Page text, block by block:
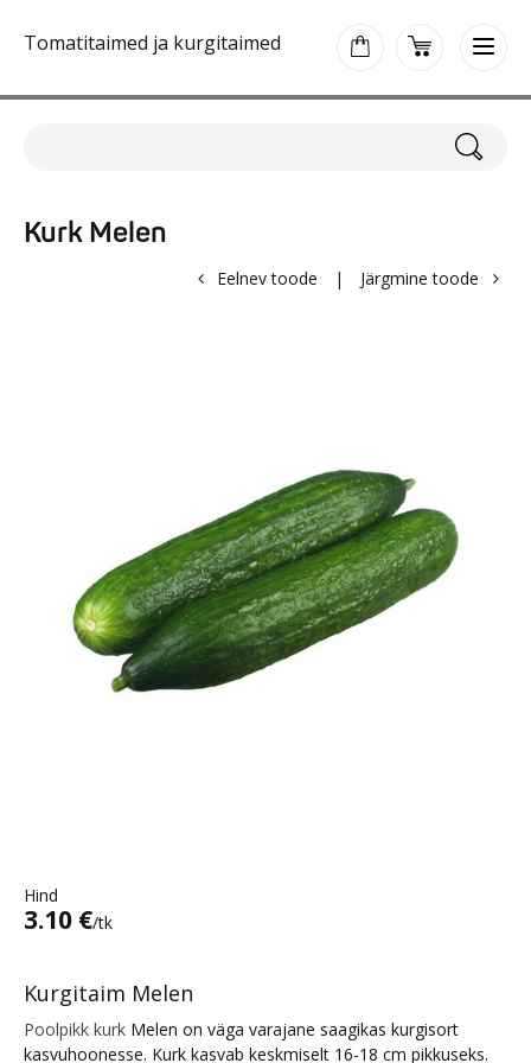
Tomatitaimed ja kurgitaimed
Kurk Melen
Eelnev toode | Järgmine toode
Hind
3.10 €/tk
Kurgitaim Melen
Poolpikk kurk Melen on väga varajane saagikas kurgisort
kasvuhoonesse. Kurk kasvab keskmiselt 16-18 cm pikkuseks.